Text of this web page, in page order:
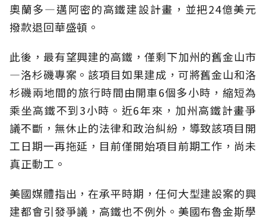
奧蘭多—邁阿密的高鐵建設計畫，並把24億美元
撥款退回華盛頓。
此後，最有望興建的高鐵，僅剩下加州的舊金山市
—洛杉磯專案。該項目如果建成，可將舊金山和洛
杉磯兩地間的旅行時間由開車6個多小時，縮短為
乘坐高鐵不到3小時。近6年來，加州高鐵計畫爭
議不斷，無休止的法律和政治糾紛，導致該項目開
工日期一再拖延，目前僅開始項目前期工作，尚未
真正動工。
美國媒體指出，在承平時期，任何大型建設案的興
建都會引發爭議，高鐵也不例外。美國布魯金斯學